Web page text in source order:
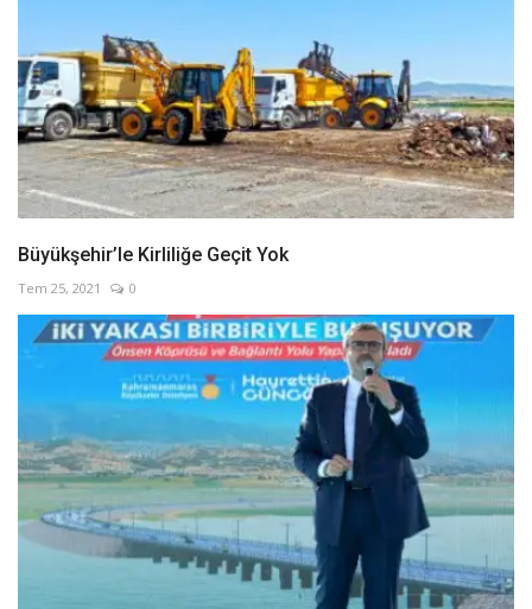
Büyükşehir’le Kirliliğe Geçit Yok
Tem 25, 2021 0